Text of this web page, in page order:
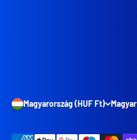
Magyarország (HUF Ft) Magyar